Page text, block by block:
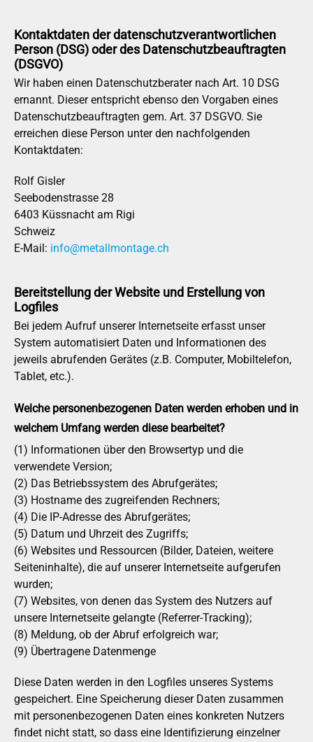
Kontaktdaten der datenschutzverantwortlichen
Person (DSG) oder des Datenschutzbeauftragten
(DSGVO)
Wir haben einen Datenschutzberater nach Art. 10 DSG
ernannt. Dieser entspricht ebenso den Vorgaben eines
Datenschutzbeauftragten gem. Art. 37 DSGVO. Sie
erreichen diese Person unter den nachfolgenden
Kontaktdaten:
Rolf Gisler
Seebodenstrasse 28
6403 Küssnacht am Rigi
Schweiz
E-Mail: info@metallmontage.ch
Bereitstellung der Website und Erstellung von
Logfiles
Bei jedem Aufruf unserer Internetseite erfasst unser
System automatisiert Daten und Informationen des
jeweils abrufenden Gerätes (z.B. Computer, Mobiltelefon,
Tablet, etc.).
Welche personenbezogenen Daten werden erhoben und in
welchem Umfang werden diese bearbeitet?
(1) Informationen über den Browsertyp und die
verwendete Version;
(2) Das Betriebssystem des Abrufgerätes;
(3) Hostname des zugreifenden Rechners;
(4) Die IP-Adresse des Abrufgerätes;
(5) Datum und Uhrzeit des Zugriffs;
(6) Websites und Ressourcen (Bilder, Dateien, weitere
Seiteninhalte), die auf unserer Internetseite aufgerufen
wurden;
(7) Websites, von denen das System des Nutzers auf
unsere Internetseite gelangte (Referrer-Tracking);
(8) Meldung, ob der Abruf erfolgreich war;
(9) Übertragene Datenmenge
Diese Daten werden in den Logfiles unseres Systems
gespeichert. Eine Speicherung dieser Daten zusammen
mit personenbezogenen Daten eines konkreten Nutzers
findet nicht statt, so dass eine Identifizierung einzelner